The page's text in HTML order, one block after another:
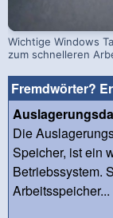
Wichtige Windows
zum schnelleren
Fremdwörter?
Die
Speicher, ist ein
Betriebssystem.
Arbeitsspeicher...